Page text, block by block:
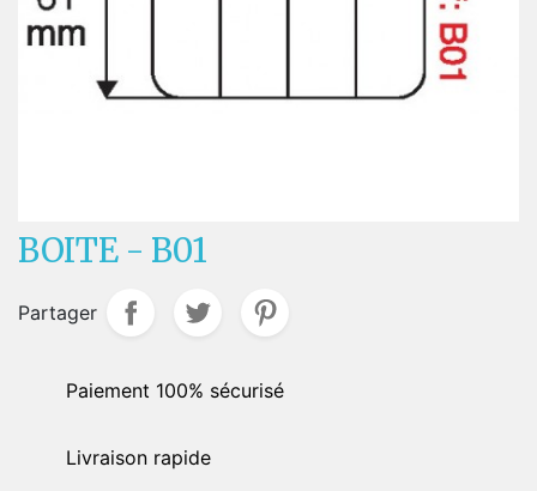
BOITE - B01
Partager
Paiement 100% sécurisé
Livraison rapide